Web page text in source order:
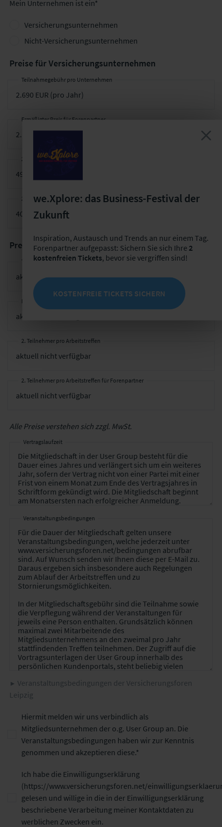
Mein Unternehmen ist ein*
Versicherungsunternehmen
Nicht-Versicherungsunternehmen
Preise für Versicherungsunternehmen
Teilnahmegebühr pro Unternehmen
Ermäßigter Preis für Forenpartner
2. Teilnehmer pro Arbeitstreffen
2. Teilnehmer pro Arbeitstreffen für Forenpartner
Preise für Nicht-Versicherungsunternehmen
Teilnahmegebühr pro Unternehmen
Ermäßigter Preis für Forenpartner
2. Teilnehmer pro Arbeitstreffen
2. Teilnehmer pro Arbeitstreffen für Forenpartner
Alle Preise verstehen sich zzgl. MwSt.
Vertragslaufzeit
Veranstaltungsbedingungen
Veranstaltungsbedingungen der Versicherungsforen
Leipzig
Hiermit melden wir uns verbindlich als
Mitgliedsunternehmen der o.g. User Group an. Die
Veranstaltungsbedingungen haben wir zur Kenntnis
genommen und akzeptieren diese.
Ich habe die Einwilligungserklärung
(https://www.versicherungsforen.net/
gelesen und willige in die in der Einwilligungserklärung
beschriebene Verarbeitung meiner Kontaktdaten zu
werblichen Zwecken ein.
we.Xplore: das Business-Festival der
Zukunft
Inspiration, Austausch und Trends an nur einem Tag.
Forenpartner aufgepasst: Sichern Sie sich Ihre 2
kostenfreien Tickets, bevor sie vergriffen sind!
KOSTENFREIE TICKETS SICHERN